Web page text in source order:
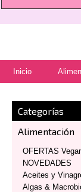
Inicio
Categorías
Alimentación
OFERTAS
NOVEDADES
Aceites y
Algas &